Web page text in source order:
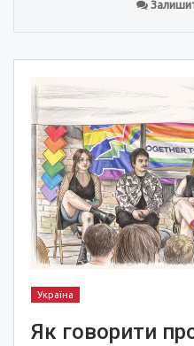
Україна
Як говорити